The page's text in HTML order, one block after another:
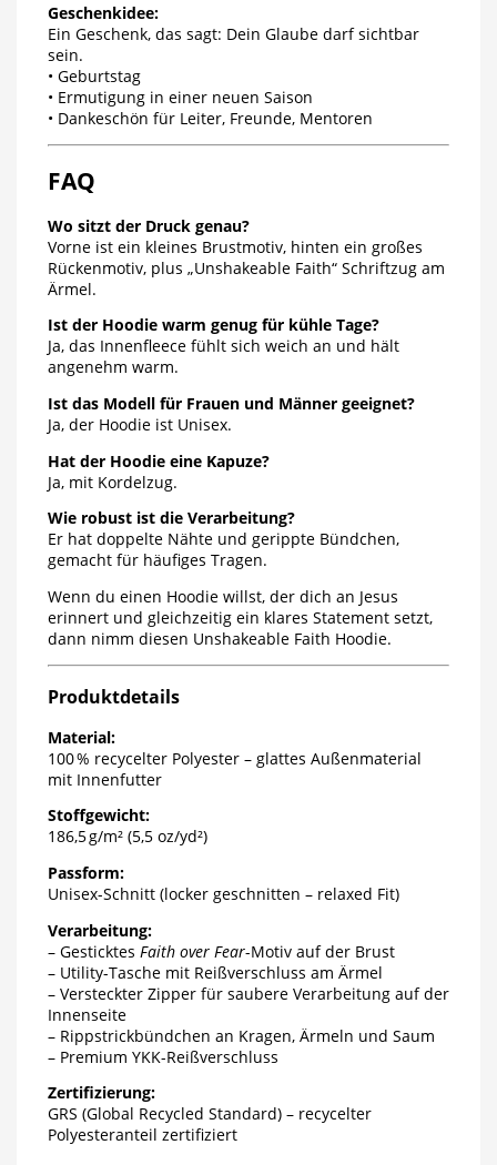
Geschenkidee:
Ein Geschenk, das sagt: Dein Glaube darf sichtbar
sein.
• Geburtstag
• Ermutigung in einer neuen Saison
• Dankeschön für Leiter, Freunde, Mentoren
FAQ
Wo sitzt der Druck genau?
Vorne ist ein kleines Brustmotiv, hinten ein großes
Rückenmotiv, plus „Unshakeable Faith“ Schriftzug am
Ärmel.
Ist der Hoodie warm genug für kühle Tage?
Ja, das Innenfleece fühlt sich weich an und hält
angenehm warm.
Ist das Modell für Frauen und Männer geeignet?
Ja, der Hoodie ist Unisex.
Hat der Hoodie eine Kapuze?
Ja, mit Kordelzug.
Wie robust ist die Verarbeitung?
Er hat doppelte Nähte und gerippte Bündchen,
gemacht für häufiges Tragen.
Wenn du einen Hoodie willst, der dich an Jesus
erinnert und gleichzeitig ein klares Statement setzt,
dann nimm diesen Unshakeable Faith Hoodie.
Produktdetails
Material:
100 % recycelter Polyester – glattes Außenmaterial
mit Innenfutter
Stoffgewicht:
186,5 g/m² (5,5 oz/yd²)
Passform:
Unisex-Schnitt (locker geschnitten – relaxed Fit)
Verarbeitung:
– Gesticktes Faith over Fear-Motiv auf der Brust
– Utility-Tasche mit Reißverschluss am Ärmel
– Versteckter Zipper für saubere Verarbeitung auf der
Innenseite
– Rippstrickbündchen an Kragen, Ärmeln und Saum
– Premium YKK-Reißverschluss
Zertifizierung:
GRS (Global Recycled Standard) – recycelter
Polyesteranteil zertifiziert